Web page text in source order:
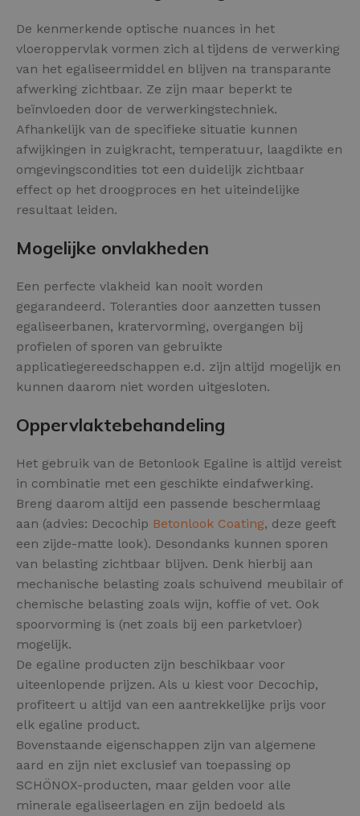
De kenmerkende optische nuances in het
vloeroppervlak vormen zich al tijdens de verwerking
van het egaliseermiddel en blijven na transparante
afwerking zichtbaar. Ze zijn maar beperkt te
beïnvloeden door de verwerkingstechniek.
Afhankelijk van de specifieke situatie kunnen
afwijkingen in zuigkracht, temperatuur, laagdikte en
omgevingscondities tot een duidelijk zichtbaar
effect op het droogproces en het uiteindelijke
resultaat leiden.
Mogelijke onvlakheden
Een perfecte vlakheid kan nooit worden
gegarandeerd. Toleranties door aanzetten tussen
egaliseerbanen, kratervorming, overgangen bij
profielen of sporen van gebruikte
applicatiegereedschappen e.d. zijn altijd mogelijk en
kunnen daarom niet worden uitgesloten.
Oppervlaktebehandeling
Het gebruik van de Betonlook Egaline is altijd vereist
in combinatie met een geschikte eindafwerking.
Breng daarom altijd een passende beschermlaag
aan (advies: Decochip Betonlook Coating, deze geeft
een zijde-matte look). Desondanks kunnen sporen
van belasting zichtbaar blijven. Denk hierbij aan
mechanische belasting zoals schuivend meubilair of
chemische belasting zoals wijn, koffie of vet. Ook
spoorvorming is (net zoals bij een parketvloer)
mogelijk.
De egaline producten zijn beschikbaar voor
uiteenlopende prijzen. Als u kiest voor Decochip,
profiteert u altijd van een aantrekkelijke prijs voor
elk egaline product.
Bovenstaande eigenschappen zijn van algemene
aard en zijn niet exclusief van toepassing op
SCHÖNOX-producten, maar gelden voor alle
minerale egaliseerlagen en zijn bedoeld als